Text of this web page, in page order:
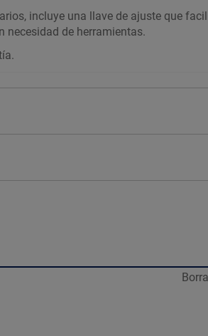
incluye una llave de ajuste que
necesidad de herramientas.